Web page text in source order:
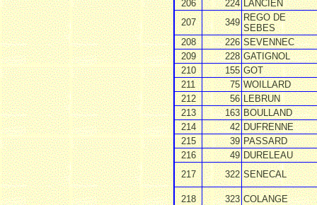
206
224 LANCIEN
207
349 REGO DE
SEBES
208
226 SEVENNEC
209
228 GATIGNOL
210
155 GOT
211
75 WOILLARD
212
56 LEBRUN
213
163 BOULLAND
214
42 DUFRENNE
215
39 PASSARD
216
49 DURELEAU
217
322 SENECAL
218 323 COLANGE